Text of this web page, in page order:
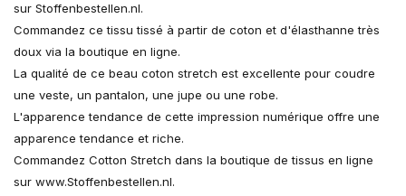
sur Stoffenbestellen.nl.
Commandez ce tissu tissé à partir de coton et d'élasthanne très
doux via la boutique en ligne.
La qualité de ce beau coton stretch est excellente pour coudre
une veste, un pantalon, une jupe ou une robe.
L'apparence tendance de cette impression numérique offre une
apparence tendance et riche.
Commandez Cotton Stretch dans la boutique de tissus en ligne
sur www.Stoffenbestellen.nl.